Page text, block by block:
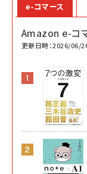
e-コマース
Amazon e-コ
更新日時：2026/06/